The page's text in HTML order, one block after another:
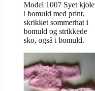
Model 1007 Syet kjole
i bomuld med print,
skrikket sommerhat i
bomuld og strikkede
sko, også i bomuld.